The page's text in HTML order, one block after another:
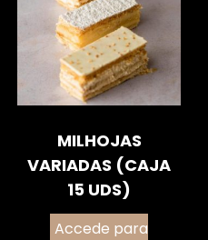
MILHOJAS
VARIADAS (CAJA
15 UDS)
Accede para